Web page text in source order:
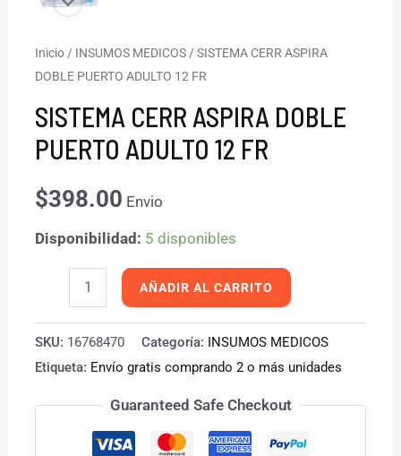
Inicio / INSUMOS MEDICOS / SISTEMA CERR ASPIRA
DOBLE PUERTO ADULTO 12 FR
SISTEMA CERR ASPIRA DOBLE
PUERTO ADULTO 12 FR
$398.00 Envio
Disponibilidad: 5 disponibles
SISTEMA
CERR
ASPIRA
DOBLE
PUERTO
ADULTO
FR
AÑADIR AL CARRITO
SKU: 16768470 Categoría:
INSUMOS MEDICOS
Etiqueta: Envío gratis comprando 2 o más unidades
Guaranteed Safe Checkout